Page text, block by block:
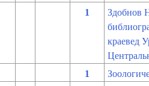
1
Здобнов
краевед
1